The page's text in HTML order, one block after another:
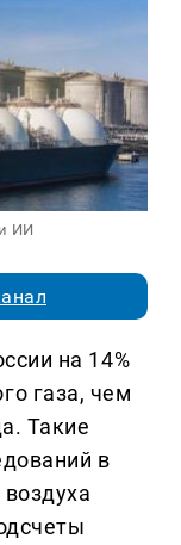
ИИ
на 14%
газа, чем
Такие
в